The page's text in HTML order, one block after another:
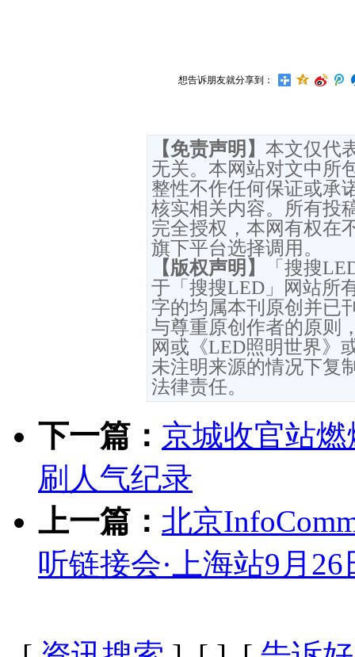
想告诉朋友就分享到：
【免责声明】 本文仅代
无关。本网站对文中所
整性不作任何保证或承
核实相关内容。所有投
完全授权，本网有权在
旗下平台选择调用。
【版权声明】
「搜搜
于「搜搜LED」网站所
字的均属本刊原创并已
与尊重原创作者的原则
网或《LED照明世界》
未注明来源的情况下复
法律责任。
下一篇： 京城收官站
刷人气纪录
上一篇： 北京
听链接会·上海站9月